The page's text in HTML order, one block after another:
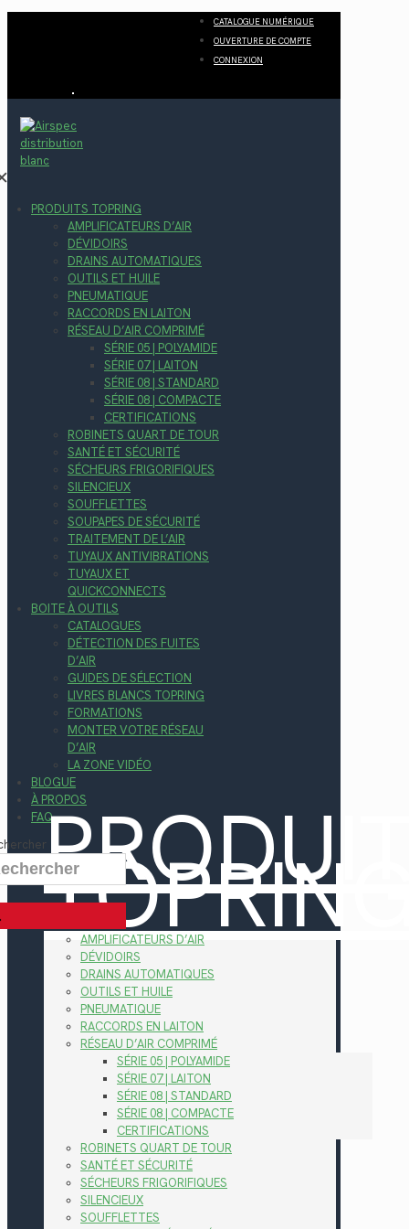
CATALOGUE NUMÉRIQUE
OUVERTURE DE COMPTE
CONNEXION
PRODUITS TOPRING
AMPLIFICATEURS D’AIR
DÉVIDOIRS
DRAINS AUTOMATIQUES
OUTILS ET HUILE
PNEUMATIQUE
RACCORDS EN LAITON
RÉSEAU D’AIR COMPRIMÉ
SÉRIE 05 | POLYAMIDE
SÉRIE 07 | LAITON
SÉRIE 08 | STANDARD
SÉRIE 08 | COMPACTE
CERTIFICATIONS
ROBINETS QUART DE TOUR
SANTÉ ET SÉCURITÉ
SÉCHEURS FRIGORIFIQUES
SILENCIEUX
SOUFFLETTES
SOUPAPES DE SÉCURITÉ
TRAITEMENT DE L’AIR
TUYAUX ANTIVIBRATIONS
TUYAUX ET
QUICKCONNECTS
BOITE À OUTILS
CATALOGUES
DÉTECTION DES FUITES
D’AIR
GUIDES DE SÉLECTION
LIVRES BLANCS TOPRING
FORMATIONS
MONTER VOTRE RÉSEAU
D’AIR
LA ZONE VIDÉO
BLOGUE
À PROPOS
FAQ
AMPLIFICATEURS D’AIR
DÉVIDOIRS
DRAINS AUTOMATIQUES
OUTILS ET HUILE
PNEUMATIQUE
RACCORDS EN LAITON
RÉSEAU D’AIR COMPRIMÉ
SÉRIE 05 | POLYAMIDE
SÉRIE 07 | LAITON
SÉRIE 08 | STANDARD
SÉRIE 08 | COMPACTE
CERTIFICATIONS
ROBINETS QUART DE TOUR
SANTÉ ET SÉCURITÉ
SÉCHEURS FRIGORIFIQUES
SILENCIEUX
SOUFFLETTES